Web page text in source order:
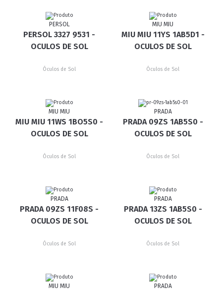
PERSOL
PERSOL 3327 9531 -
OCULOS DE SOL
Óculos de Sol
MIU MIU
MIU MIU 11YS 1AB5D1 -
OCULOS DE SOL
Óculos de Sol
MIU MIU
MIU MIU 11WS 1BO5S0 -
OCULOS DE SOL
Óculos de Sol
PRADA
PRADA 09ZS 1AB5S0 -
OCULOS DE SOL
Óculos de Sol
PRADA
PRADA 09ZS 11F08S -
OCULOS DE SOL
Óculos de Sol
PRADA
PRADA 13ZS 1AB5S0 -
OCULOS DE SOL
Óculos de Sol
MIU MIU PRADA